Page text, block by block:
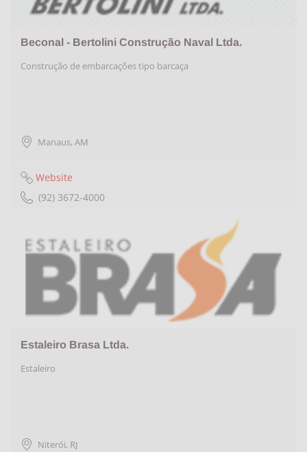
Beconal - Bertolini Construção Naval Ltda.
Construção de embarcações tipo barcaça
Manaus, AM
Website
(92) 3672-4000
Estaleiro Brasa Ltda.
Estaleiro
Niterói, RJ